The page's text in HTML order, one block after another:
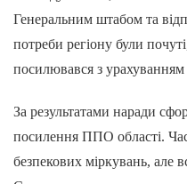
Генеральним штабом та
потреби регіону були
посилювався з урахуванням
За результатами наради
посилення ППО області.
безпекових міркувань, але